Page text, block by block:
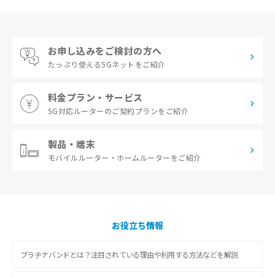
お申し込みをご検討の方へ
たっぷり使える5Gネットをご紹介
料金プラン・サービス
5G対応ルーターのご契約プランをご紹介
製品・端末
モバイルルーター・ ホームルーターをご紹介
お役立ち情報
プラチナバンドとは？注目されている理由や利用する方法などを解説